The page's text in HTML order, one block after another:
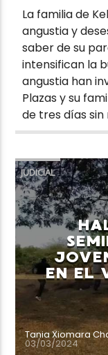
La familia de
angustia y
saber de su
intensifican la
angustia han
Plazas y su
de tres días sin
JUDICIAL
EN EL
Tania Xiomara
03/03/2024